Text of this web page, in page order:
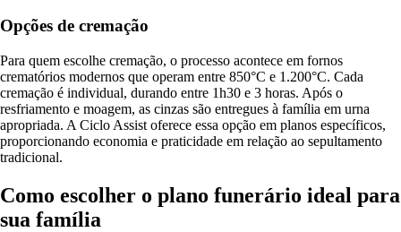
Opções de cremação
Para quem escolhe cremação, o processo acontece em fornos
crematórios modernos que operam entre 850°C e 1.200°C. Cada
cremação é individual, durando entre 1h30 e 3 horas. Após o
resfriamento e moagem, as cinzas são entregues à família em urna
apropriada. A Ciclo Assist oferece essa opção em planos específicos,
proporcionando economia e praticidade em relação ao sepultamento
tradicional.
Como escolher o plano funerário ideal para
sua família